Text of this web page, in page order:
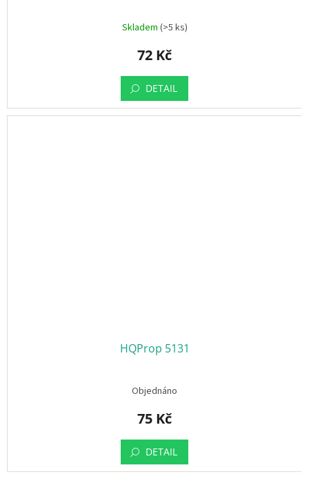
Skladem (>5 ks)
72 Kč
DETAIL
HQProp 5131
Objednáno
75 Kč
DETAIL